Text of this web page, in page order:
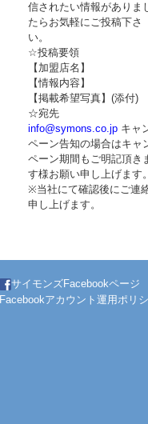
信されたい情報がありま
たらお気軽にご投稿下さ
い。
☆投稿要領
【加盟店名】
【情報内容】
【掲載希望写真】(添付)
☆宛先
info@symons.co.jpキャ
ペーン告知の場合はキャ
ペーン期間もご明記頂き
す様お願い申し上げます。
※当社にて確認後にご連
申し上げます。
サイモンズFacebookページ
Facebookアカウント運用ポリ